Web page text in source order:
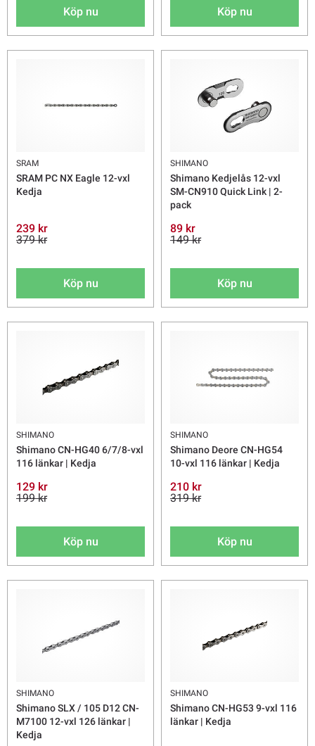
Köp nu Köp nu
SRAM
SRAM PC NX Eagle 12-vxl
Kedja
239 kr
379 kr
Köp nu
SHIMANO
Shimano Kedjelås 12-vxl
SM-CN910 Quick Link | 2-
pack
89 kr
149 kr
Köp nu
SHIMANO
Shimano CN-HG40 6/7/8-vxl
116 länkar | Kedja
129 kr
199 kr
Köp nu
SHIMANO
Shimano Deore CN-HG54
10-vxl 116 länkar | Kedja
210 kr
319 kr
Köp nu
SHIMANO
Shimano SLX / 105 D12 CN-
M7100 12-vxl 126 länkar |
Kedja
SHIMANO
Shimano CN-HG53 9-vxl 116
länkar | Kedja